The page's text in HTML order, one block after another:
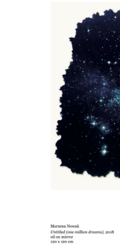
Genève
2025,
as
an
Instagram
Story/